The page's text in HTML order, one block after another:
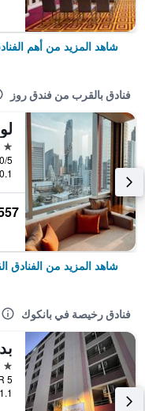
شاهد المزيد من أهم
فنادق بالقرب من فندق روز
5 نجوم
0.1 كيلومتر عن وسط المدينة
557
شاهد المزيد من الفنادق
فنادق رخيصة في بانكوك
2 نجمتين
11.1 كيلومتر